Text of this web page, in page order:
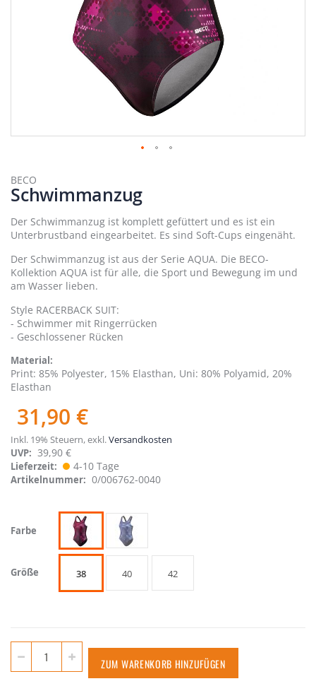
Anfang
der
Bildergalerie
springen
BECO
Schwimmanzug
Der Schwimmanzug ist komplett gefüttert und es ist ein
Unterbrustband eingearbeitet. Es sind Soft-Cups eingenäht.
Der Schwimmanzug ist aus der Serie AQUA. Die BECO-
Kollektion AQUA ist für alle, die Sport und Bewegung im und
am Wasser lieben.
Style RACERBACK SUIT:
- Schwimmer mit Ringerrücken
- Geschlossener Rücken
Material
Print: 85% Polyester, 15% Elasthan, Uni: 80% Polyamid, 20%
Elasthan
31,90 €
Inkl. 19% Steuern,exkl. Versandkosten
UVP: 39,90 €
Lieferzeit 4-10 Tage
Artikelnummer 0/006762-0040
Farbe
Größe 38 40 42
ZUM WARENKORB HINZUFÜGEN